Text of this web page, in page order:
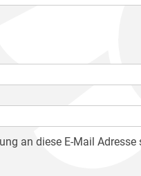
an diese E-Mail Adresse